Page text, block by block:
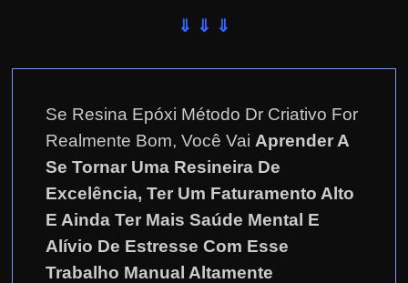
⇓ ⇓ ⇓
Se Resina Epóxi Método Dr Criativo For
Realmente Bom, Você Vai Aprender A
Se Tornar Uma Resineira De
Excelência, Ter Um Faturamento Alto
E Ainda Ter Mais Saúde Mental E
Alívio De Estresse Com Esse
Trabalho Manual Altamente